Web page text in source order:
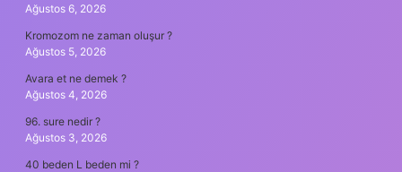
Ağustos 6, 2026
Kromozom ne zaman oluşur ?
Ağustos 5, 2026
Avara et ne demek ?
Ağustos 4, 2026
96. sure nedir ?
Ağustos 3, 2026
40 beden L beden mi ?